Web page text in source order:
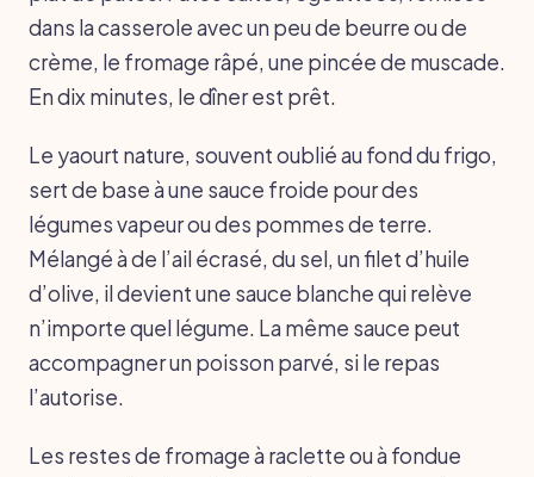
dans la casserole avec un peu de beurre ou de
crème, le fromage râpé, une pincée de muscade.
En dix minutes, le dîner est prêt.
Le yaourt nature, souvent oublié au fond du frigo,
sert de base à une sauce froide pour des
légumes vapeur ou des pommes de terre.
Mélangé à de l’ail écrasé, du sel, un filet d’huile
d’olive, il devient une sauce blanche qui relève
n’importe quel légume. La même sauce peut
accompagner un poisson parvé, si le repas
l’autorise.
Les restes de fromage à raclette ou à fondue